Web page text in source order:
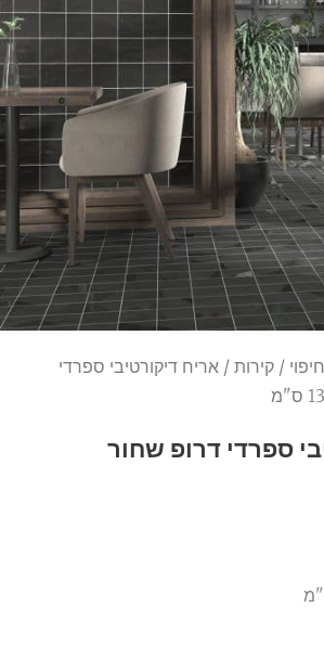
/ קירות / אריח דיקורטיבי ספרדי
ספרדי דרופ שחור